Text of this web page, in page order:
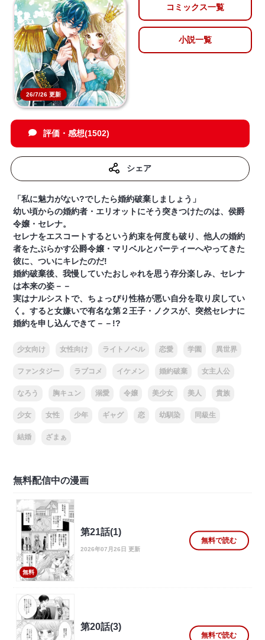
26/7/26 更新
コミックス一覧
小説一覧
評価・感想(1502)
シェア
「私に魅力がない?でしたら婚約破棄しましょう」
幼い頃からの婚約者・エリオットにそう突きつけたのは、侯爵
令嬢・セレナ。
セレナをエスコートするという約束を何度も破り、他人の婚約
者をたぶらかす公爵令嬢・マリベルとパーティーへやってきた
彼に、ついにキレたのだ!
婚約破棄後、我慢していたおしゃれを思う存分楽しみ、セレナ
は本来の姿－－
実はナルシストで、ちょっぴり性格が悪い自分を取り戻してい
く。すると女嫌いで有名な第２王子・ノクスが、突然セレナに
婚約を申し込んできて－－!?
少女向け 女性向け ライトノベル 恋愛 学園 異世界
ファンタジー ラブコメ イケメン 婚約破棄 女主人公
なろう 胸キュン 溺愛 令嬢 美少女 美人 貴族
少女 女性 少年 ギャグ 恋 幼馴染 同級生
結婚 ざまぁ
無料配信中の漫画
無料
第21話(1)
2026年07月26日 更新
無料で読む
第20話(3)
無料で読む